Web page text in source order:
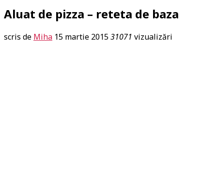
Aluat de pizza – reteta de baza
scris de Miha 15 martie 201531071 vizualizări